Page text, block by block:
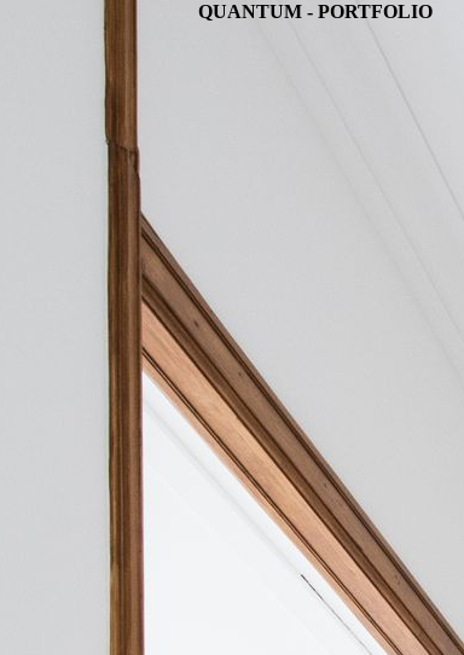
QUANTUM - PORTFOLIO